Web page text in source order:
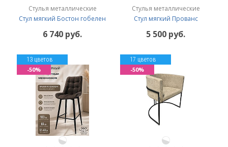
Стулья металлические
Стул мягкий Бостон гобелен
6 740 руб.
Стулья металлические
Стул мягкий Прованс
5 500 руб.
13 цветов
-50%
17 цветов
-50%